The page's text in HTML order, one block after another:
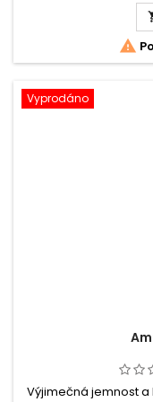

Vyprodáno
Výjimečná jemnost